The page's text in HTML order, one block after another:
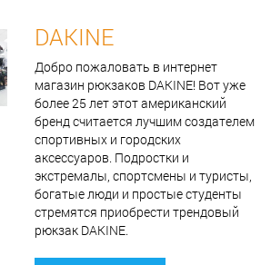
DAKINE
Добро пожаловать в интернет
магазин рюкзаков DAKINE! Вот уже
более 25 лет этот американский
бренд считается лучшим создателем
спортивных и городских
аксессуаров. Подростки и
экстремалы, спортсмены и туристы,
богатые люди и простые студенты
стремятся приобрести трендовый
рюкзак DAKINE.